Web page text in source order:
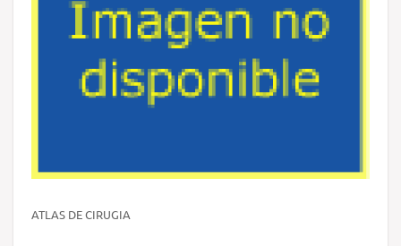
ATLAS DE CIRUGIA